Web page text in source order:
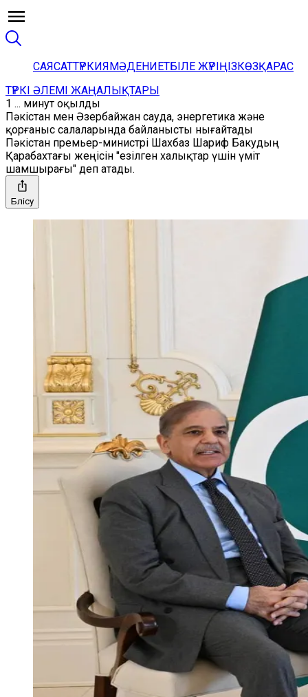
САЯСАТТҮРКИЯМӘДЕНИЕТБІЛЕ ЖҮРІҢІЗКӨЗҚАРАС
ТҮРКІ ӘЛЕМІ ЖАҢАЛЫҚТАРЫ
1 ... минут оқылды
Пәкістан мен Әзербайжан сауда, энергетика және
қорғаныс салаларында байланысты нығайтады
Пәкістан премьер-министрі Шахбаз Шариф Бакудың
Қарабахтағы жеңісін "езілген халықтар үшін үміт
шамшырағы" деп атады.
Бөлісу